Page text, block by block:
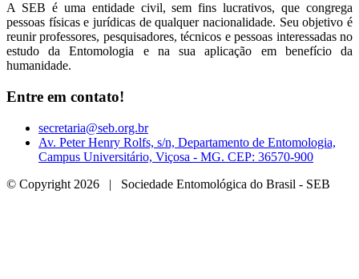
A SEB é uma entidade civil, sem fins lucrativos, que congrega
pessoas físicas e jurídicas de qualquer nacionalidade. Seu objetivo é
reunir professores, pesquisadores, técnicos e pessoas interessadas no
estudo da Entomologia e na sua aplicação em benefício da
humanidade.
Entre em contato!
secretaria@seb.org.br
Av. Peter Henry Rolfs, s/n, Departamento de Entomologia,
Campus Universitário, Viçosa - MG. CEP: 36570-900
© Copyright 2026 | Sociedade Entomológica do Brasil - SEB